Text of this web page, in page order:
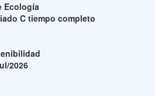
Ecología
C tiempo completo
2026